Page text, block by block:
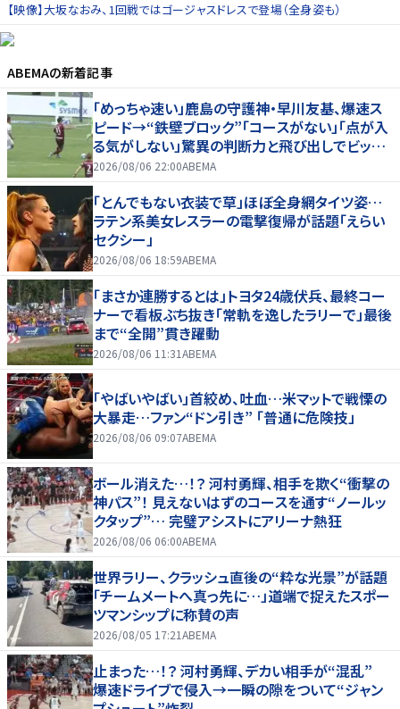
【映像】大坂なおみ、1回戦ではゴージャスドレスで登場（全身姿も）
ABEMAの新着記事
「めっちゃ速い」鹿島の守護神・早川友基、爆速ス
ピード→“鉄壁ブロック”「コースがない」「点が入
る気がしない」驚異の判断力と飛び出しでビッグ
セーブ
2026/08/06 22:00ABEMA
「とんでもない衣装で草」ほぼ全身網タイツ姿…
ラテン系美女レスラーの電撃復帰が話題「えらい
セクシー」
2026/08/06 18:59ABEMA
「まさか連勝するとは」トヨタ24歳伏兵、最終コー
ナーで看板ぶち抜き「常軌を逸したラリーで」最後
まで“全開”貫き躍動
2026/08/06 11:31ABEMA
「やばいやばい」首絞め、吐血…米マットで戦慄の
大暴走…ファン“ドン引き” 「普通に危険技」
2026/08/06 09:07ABEMA
ボール消えた…！？ 河村勇輝、相手を欺く“衝撃の
神パス”！ 見えないはずのコースを通す“ノールッ
クタップ”… 完璧アシストにアリーナ熱狂
2026/08/06 06:00ABEMA
世界ラリー、クラッシュ直後の“粋な光景”が話題
「チームメートへ真っ先に…」道端で捉えたスポー
ツマンシップに称賛の声
2026/08/05 17:21ABEMA
止まった…！？ 河村勇輝、デカい相手が“混乱”
爆速ドライブで侵入→一瞬の隙をついて“ジャン